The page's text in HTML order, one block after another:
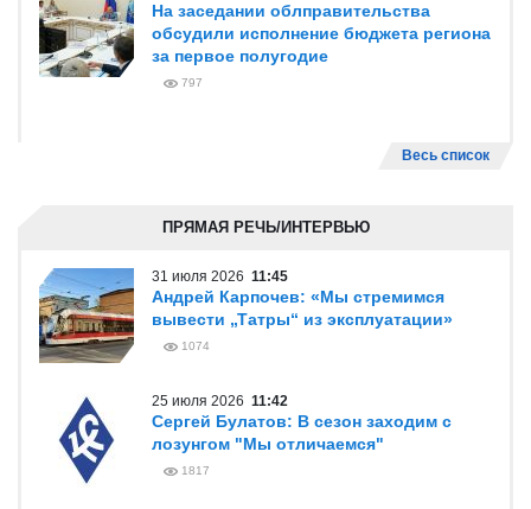
На заседании облправительства
обсудили исполнение бюджета региона
за первое полугодие
797
Весь список
ПРЯМАЯ РЕЧЬ/ИНТЕРВЬЮ
31 июля 2026 11:45
Андрей Карпочев: «Мы стремимся
вывести „Татры“ из эксплуатации»
1074
25 июля 2026 11:42
Сергей Булатов: В сезон заходим с
лозунгом "Мы отличаемся"
1817